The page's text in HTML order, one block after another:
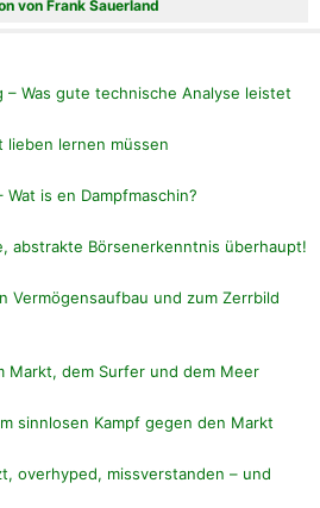
von Frank Sauerland
– Was gute technische Analyse leistet
lieben lernen müssen
is en Dampfmaschin?
abstrakte Börsenerkenntnis überhaupt!
Vermögensaufbau und zum Zerrbild
Markt, dem Surfer und dem Meer
sinnlosen Kampf gegen den Markt
overhyped, missverstanden – und